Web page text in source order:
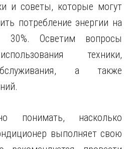
и советы, которые могут
потребление энергии на
30%. Осветим вопросы
техники,
а также
понимать, насколько
выполняет свою